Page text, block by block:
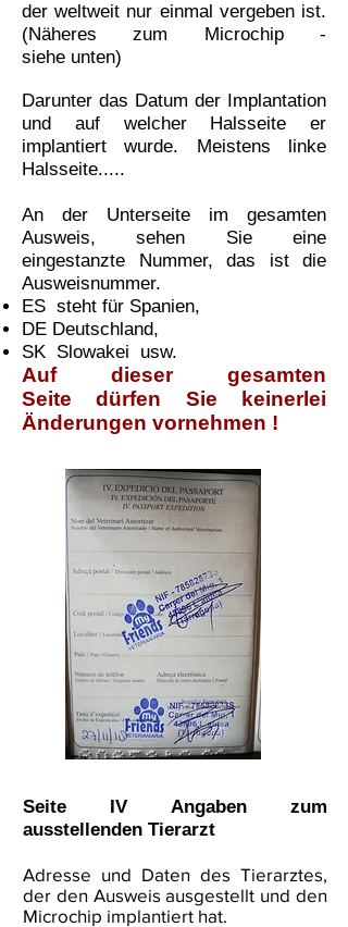
der weltweit nur einmal vergeben ist.
(Näheres zum Microchip -
siehe unten)
Darunter das Datum der Implantation
und auf welcher Halsseite er
implantiert wurde. Meistens linke
Halsseite.....
An der Unterseite im gesamten
Ausweis, sehen Sie eine
eingestanzte Nummer, das ist die
Ausweisnummer.
ES steht für Spanien,
DE Deutschland,
SK Slowakei usw.
Auf dieser gesamten
Seite dürfen Sie keinerlei
Änderungen vornehmen !
Seite IV Angaben zum
ausstellenden Tierarzt
Adresse und Daten des Tierarztes,
der den Ausweis ausgestellt und den
Microchip implantiert hat.